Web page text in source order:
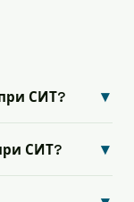
СИТ? ▾
СИТ? ▾